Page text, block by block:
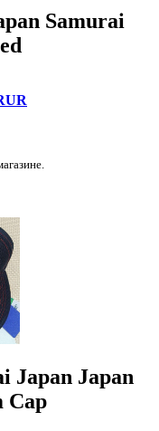
Samurai
Japan Japan
Cap